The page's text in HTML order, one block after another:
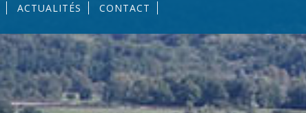
ACTUALITÉS CONTACT